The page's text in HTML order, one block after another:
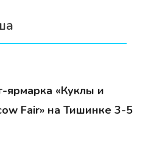
«Куклы и
Fair» на Тишинке 3-5